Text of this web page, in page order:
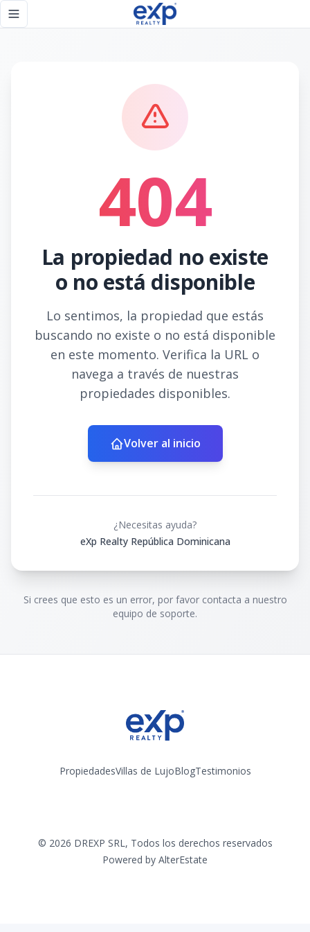
Toggle navigation menu
404
La propiedad no existe
o no está disponible
Lo sentimos, la propiedad que estás
buscando no existe o no está disponible
en este momento. Verifica la URL o
navega a través de nuestras
propiedades disponibles.
Volver al inicio
¿Necesitas ayuda?
eXp Realty República Dominicana
Si crees que esto es un error, por favor contacta a nuestro
equipo de soporte.
PropiedadesVillas de LujoBlogTestimonios
© 2026 DREXP SRL, Todos los derechos reservados
Powered by AlterEstate
Página no encontrada - eXp Realty República Dominicana